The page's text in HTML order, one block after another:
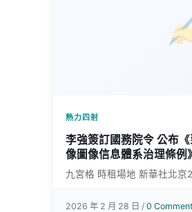
熱力四射
李強簽訂國務院令 公布
像圖像信息體系治理條例》
九宮格 時租場地 新華社北京
2026 年 2 月 28 日 /0